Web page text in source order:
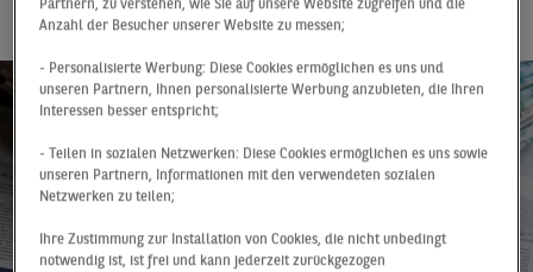
Partnern, zu verstehen, wie Sie auf unsere Website zugreifen und die
Anzahl der Besucher unserer Website zu messen;
- Personalisierte Werbung: Diese Cookies ermöglichen es uns und
unseren Partnern, Ihnen personalisierte Werbung anzubieten, die Ihren
Interessen besser entspricht;
- Teilen in sozialen Netzwerken: Diese Cookies ermöglichen es uns sowie
unseren Partnern, Informationen mit den verwendeten sozialen
Netzwerken zu teilen;
Ihre Zustimmung zur Installation von Cookies, die nicht unbedingt
notwendig ist, ist frei und kann jederzeit zurückgezogen